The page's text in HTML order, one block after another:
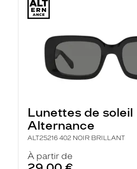
Lunettes de soleil
Alternance
ALT25216 402 NOIR BRILLANT
À partir de